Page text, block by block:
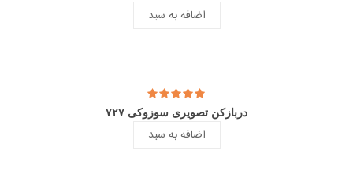
اضافه به سبد
دربازکن تصویری سوزوکی ۷۲۷
اضافه به سبد